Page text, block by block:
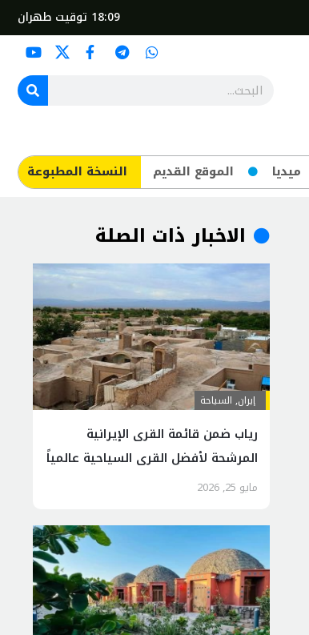
18:09 توقيت طهران
ميديا الموقع القديم ​النسخة المطبوعة
الاخبار ذات الصلة
إيران, السياحة
رياب ضمن قائمة القرى الإيرانية
المرشحة لأفضل القرى السياحية عالمياً
مايو 25, 2026